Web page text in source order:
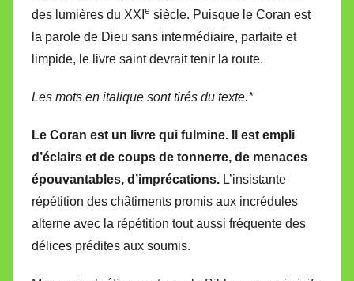
V
a
l
e
t
e
des lumières du XXI e siècle. Puisque le Coran est
la parole de Dieu sans intermédiaire, parfaite et
limpide, le livre saint devrait tenir la route.
Les mots en italique sont tirés du texte.*
Le Coran est un livre qui fulmine. Il est empli
d’éclairs et de coups de tonnerre, de menaces
épouvantables, d’imprécations. L’insistante
répétition des châtiments promis aux incrédules
alterne avec la répétition tout aussi fréquente des
délices prédites aux soumis.